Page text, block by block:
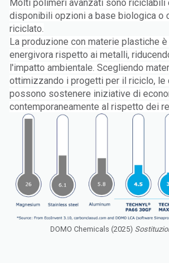
Molti polimeri avanzati sono riciclabili
disponibili opzioni a base biologica o
riciclato.
La produzione con materie plastiche
energivora rispetto ai metalli,
l'impatto ambientale. Scegliendo
ottimizzando i progetti per il riciclo, le
possono sostenere iniziative di
contemporaneamente al rispetto dei
DOMO Chemicals (2025)